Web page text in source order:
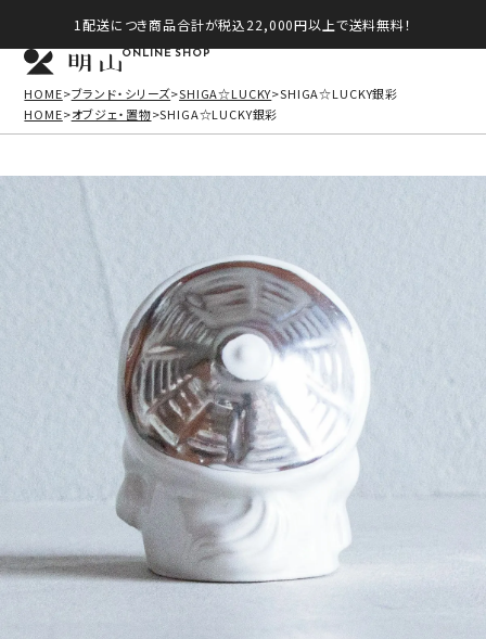
1配送につき商品合計が税込22,000円以上で送料無料！
ONLINE SHOP
HOME ブランド・シリーズ SHIGA☆LUCKY SHIGA☆LUCKY銀彩
HOME
オブジェ・置物 SHIGA☆LUCKY銀彩